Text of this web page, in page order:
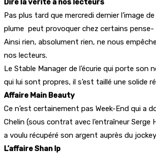
Dire la vérité à nos lecteurs
Pas plus tard que mercredi dernier l’image
plume peut provoquer chez certains pense-
Ainsi rien, absolument rien, ne nous
nos lecteurs.
Le Stable Manager de l’écurie qui porte son
qui lui sont propres, il s’est taillé une solide
Affaire Main Beauty
Ce n’est certainement pas Week-End qui a
Chelin (sous contrat avec l’entraîneur
a voulu récupéré son argent auprès du
L’affaire Shan Ip